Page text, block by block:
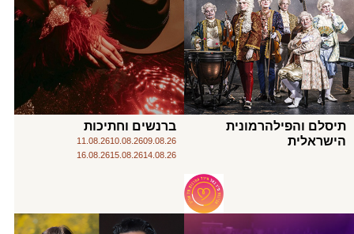
תיסלם והפילהרמונית
הישראלית
ברנשים וחתיכות
09.08.26
10.08.26
11.08.26
14.08.26
15.08.26
16.08.26